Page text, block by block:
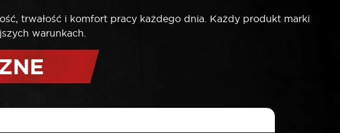
trwałość i komfort pracy każdego dnia. Każdy produkt marki
warunkach.